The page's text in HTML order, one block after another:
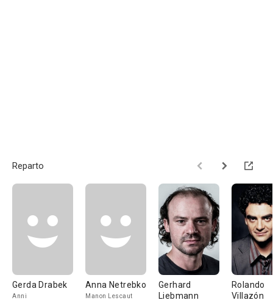
Reparto
Gerda Drabek
Anni
Anna Netrebko
Manon Lescaut
Gerhard
Liebmann
Rolando
Villazón